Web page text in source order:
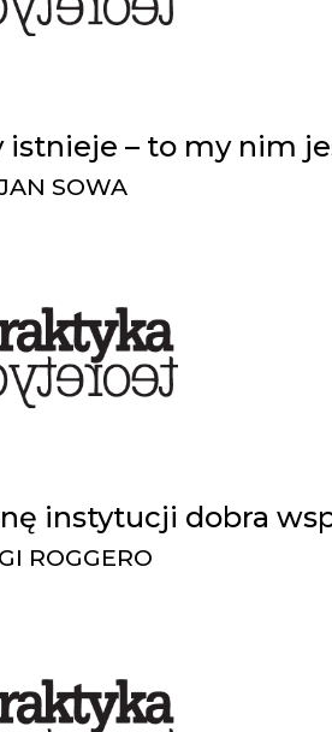
istnieje – to my nim
SOWA
instytucji dobra
ROGGERO